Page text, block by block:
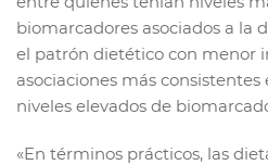
biomarcadores asociados a la
el patrón dietético con menor
asociaciones más
niveles elevados de
«En términos prácticos, las